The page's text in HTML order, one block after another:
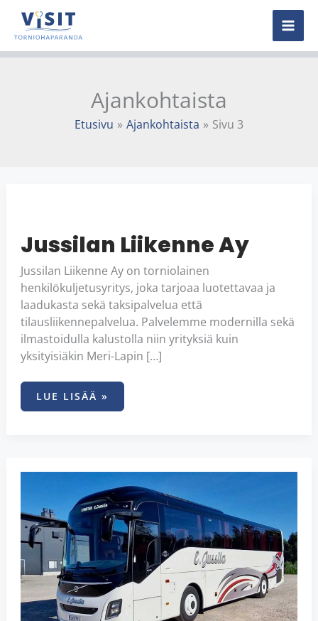
sisältöön
Ajankohtaista
Etusivu Ajankohtaista Sivu 3
Jussilan Liikenne Ay
Jussilan Liikenne Ay on torniolainen
henkilökuljetusyritys, joka tarjoaa luotettavaa ja
laadukasta sekä taksipalvelua että
tilausliikennepalvelua. Palvelemme modernilla sekä
ilmastoidulla kalustolla niin yrityksiä kuin
yksityisiäkin Meri-Lapin […]
LUE LISÄÄ »
E.